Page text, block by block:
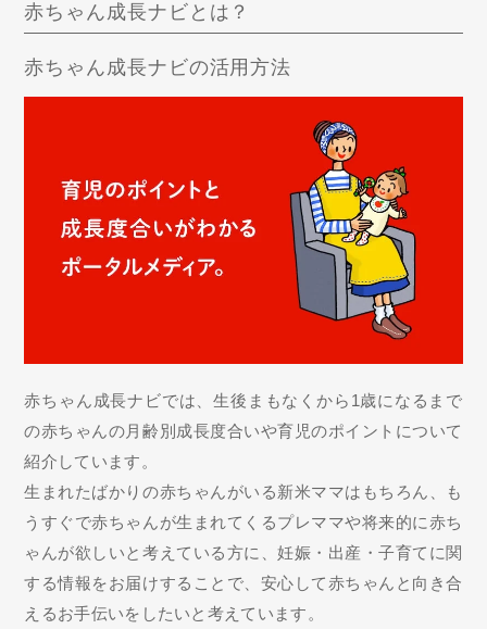
赤ちゃん成長ナビとは？
赤ちゃん成長ナビの活用方法
赤ちゃん成長ナビでは、生後まもなくから1歳になるまで
の赤ちゃんの月齢別成長度合いや育児のポイントについて
紹介しています。
生まれたばかりの赤ちゃんがいる新米ママはもちろん、も
うすぐで赤ちゃんが生まれてくるプレママや将来的に赤ち
ゃんが欲しいと考えている方に、妊娠・出産・子育てに関
する情報をお届けすることで、安心して赤ちゃんと向き合
えるお手伝いをしたいと考えています。